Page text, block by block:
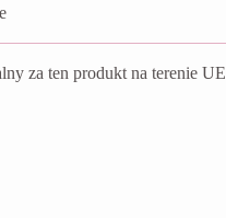
za ten produkt na terenie UE